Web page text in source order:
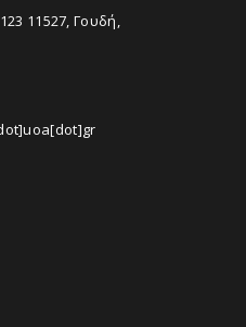
11527, Γουδή,